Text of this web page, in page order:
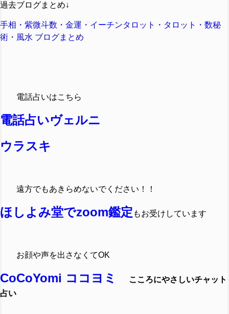
過去ブログまとめ↓
手相・紫微斗数・金運・イーチンタロット・タロット・数秘
術・風水 ブログまとめ
電話占いはこちら
電話占いヴェルニ
ウラスキ
遠方でもあきらめないでください！！
ほしよみ堂でzoom鑑定 もお受けしています
お顔や声を出さなくてOK
CoCoYomi ココヨミ
こころにやさしいチャット
占い